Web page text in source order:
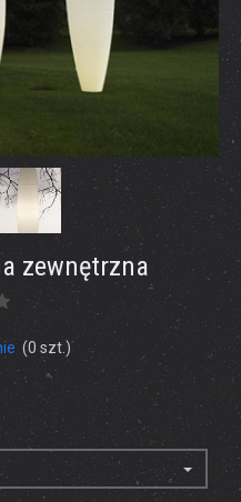
zewnętrzna
(0 szt.)